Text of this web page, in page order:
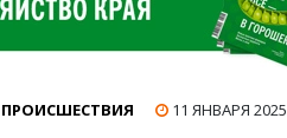
ПРОИСШЕСТВИЯ 11 ЯНВАРЯ 2025